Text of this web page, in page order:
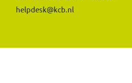
helpdesk@kcb.nl